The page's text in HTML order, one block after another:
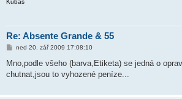
k
Re: Absente Grande & 55
P
í
p
ned 20. zář 2009 17:08:10
Mno,podle všeho (barva,Etiketa) se jedná o
chutnat,jsou to vyhozené peníze...